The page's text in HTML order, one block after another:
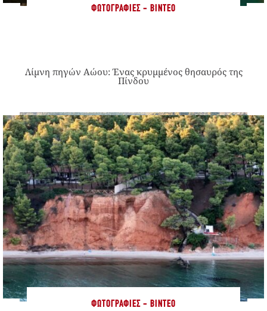
ΦΩΤΟΓΡΑΦΊΕΣ - ΒΊΝΤΕΟ
Λίμνη πηγών Αώου: Ένας κρυμμένος θησαυρός της
Πίνδου
ΦΩΤΟΓΡΑΦΊΕΣ - ΒΊΝΤΕΟ